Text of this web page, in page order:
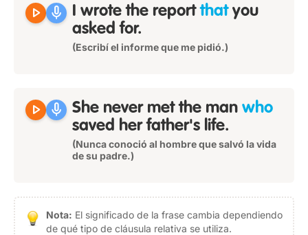
play_arrow mic I wrote the reportthatyou
asked for.
(Escribí el informe que me pidió.)
play_arrow mic She never met the man who
saved her father's life.
(Nunca conoció al hombre que salvó la vida
de su padre.)
Nota: El significado de la frase cambia dependiendo
de qué tipo de cláusula relativa se utiliza.